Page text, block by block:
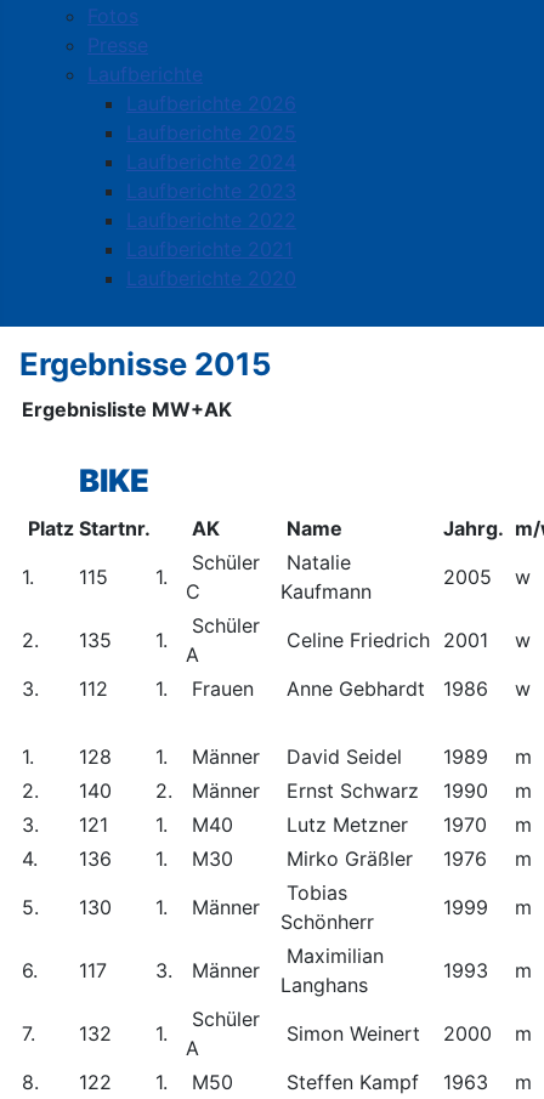
Fotos
Presse
Laufberichte
Laufberichte 2026
Laufberichte 2025
Laufberichte 2024
Laufberichte 2023
Laufberichte 2022
Laufberichte 2021
Laufberichte 2020
Ergebnisse 2015
Ergebnisliste MW+AK
BIKE
Platz Startnr. AK Name Jahrg.
1.
115 1.
Schüler
C
Natalie
Kaufmann
2005 w
2. 135 1.
Schüler
A
Celine Friedrich 2001
w
3.
112 1. Frauen Anne Gebhardt 1986 w
1. 128 1. Männer David Seidel 1989
m
2.
140 2. Männer Ernst Schwarz 1990
m
3.
121 1. M40 Lutz Metzner 1970
m
4.
136 1. M30 Mirko Gräßler 1976
m
5.
130 1. Männer
Tobias
Schönherr
1999 m
6. 117 3. Männer
Maximilian
Langhans
1993 m
7. 132 1.
Schüler
A
Simon Weinert 2000
m
8.
122 1. M50 Steffen Kampf 1963
m